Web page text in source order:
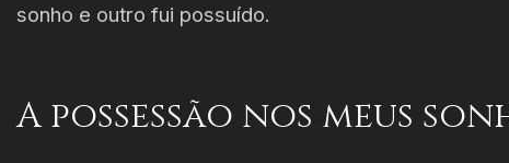
sonho e outro fui possuído.
A possessão nos meus